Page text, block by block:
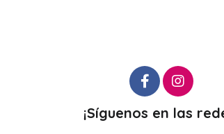
¡Síguenos en las